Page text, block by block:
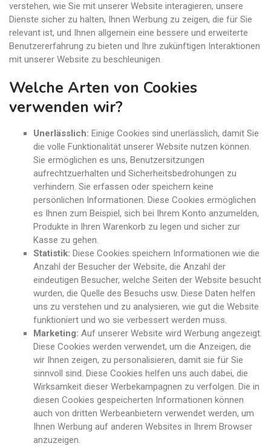
verstehen, wie Sie mit unserer Website interagieren, unsere
Dienste sicher zu halten, Ihnen Werbung zu zeigen, die für Sie
relevant ist, und Ihnen allgemein eine bessere und erweiterte
Benutzererfahrung zu bieten und Ihre zukünftigen Interaktionen
mit unserer Website zu beschleunigen.
Welche Arten von Cookies
verwenden wir?
Unerlässlich: Einige Cookies sind unerlässlich, damit Sie
die volle Funktionalität unserer Website nutzen können.
Sie ermöglichen es uns, Benutzersitzungen
aufrechtzuerhalten und Sicherheitsbedrohungen zu
verhindern. Sie erfassen oder speichern keine
persönlichen Informationen. Diese Cookies ermöglichen
es Ihnen zum Beispiel, sich bei Ihrem Konto anzumelden,
Produkte in Ihren Warenkorb zu legen und sicher zur
Kasse zu gehen.
Statistik: Diese Cookies speichern Informationen wie die
Anzahl der Besucher der Website, die Anzahl der
eindeutigen Besucher, welche Seiten der Website besucht
wurden, die Quelle des Besuchs usw. Diese Daten helfen
uns zu verstehen und zu analysieren, wie gut die Website
funktioniert und wo sie verbessert werden muss.
Marketing: Auf unserer Website wird Werbung angezeigt.
Diese Cookies werden verwendet, um die Anzeigen, die
wir Ihnen zeigen, zu personalisieren, damit sie für Sie
sinnvoll sind. Diese Cookies helfen uns auch dabei, die
Wirksamkeit dieser Werbekampagnen zu verfolgen. Die in
diesen Cookies gespeicherten Informationen können
auch von dritten Werbeanbietern verwendet werden, um
Ihnen Werbung auf anderen Websites in Ihrem Browser
anzuzeigen.